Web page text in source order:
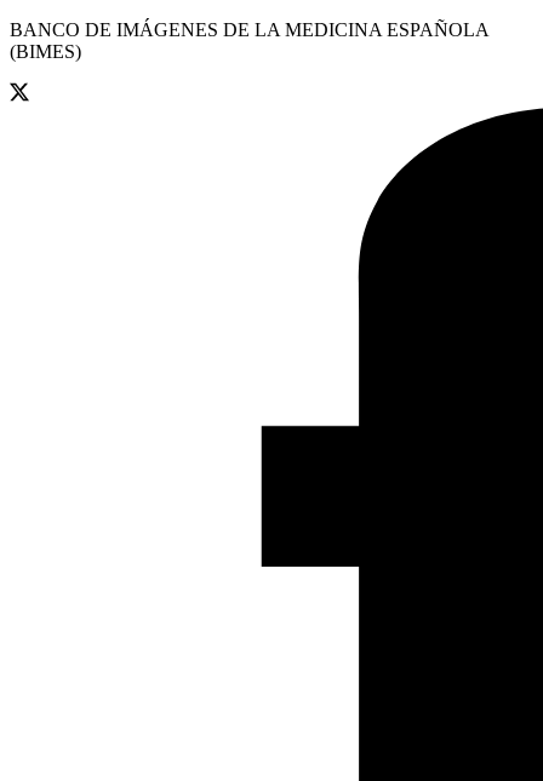
BANCO DE IMÁGENES DE LA MEDICINA ESPAÑOLA
(BIMES)